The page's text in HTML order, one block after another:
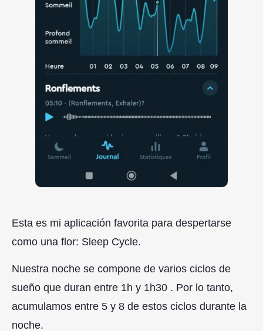
Esta es mi aplicación favorita para despertarse
como una flor: Sleep Cycle.
Nuestra noche se compone de varios ciclos de
sueño que duran entre 1h y 1h30 . Por lo tanto,
acumulamos entre 5 y 8 de estos ciclos durante la
noche.